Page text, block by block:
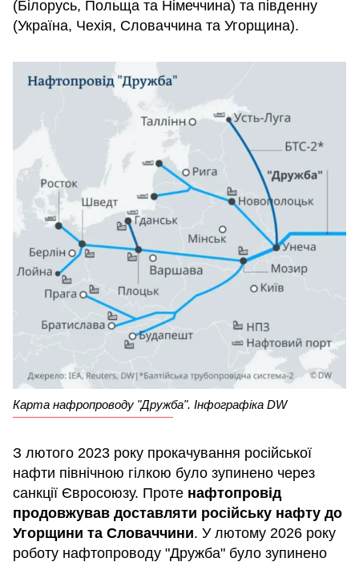
(Білорусь, Польща та Німеччина) та південну
(Україна, Чехія, Словаччина та Угорщина).
Карта нафропроводу "Дружба". Інфографіка DW
З лютого 2023 року прокачування російської
нафти північною гілкою було зупинено через
санкції Євросоюзу. Проте нафтопровід
продовжував доставляти російську нафту до
Угорщини та Словаччини. У лютому 2026 року
роботу нафтопроводу "Дружба" було зупинено